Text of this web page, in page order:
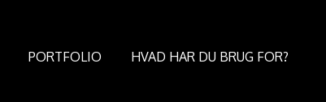
PORTFOLIO HVAD HAR DU BRUG FOR?